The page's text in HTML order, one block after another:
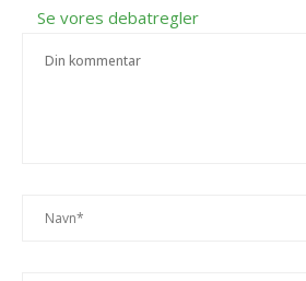
Se vores debatregler